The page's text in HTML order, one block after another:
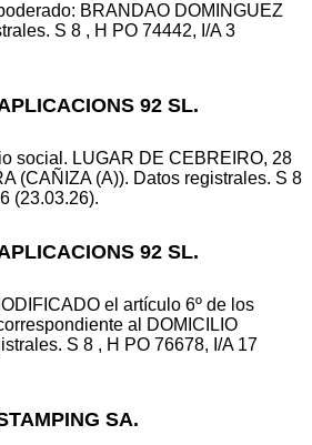
BRANDAO DOMINGUEZ
S 8 , H PO 74442, I/A 3
92 SL.
social. LUGAR DE CEBREIRO, 28
(CAÑIZA (A)). Datos registrales. S 8
(23.03.26).
92 SL.
el artículo 6º de los
al DOMICILIO
S 8 , H PO 76678, I/A 17
SA.